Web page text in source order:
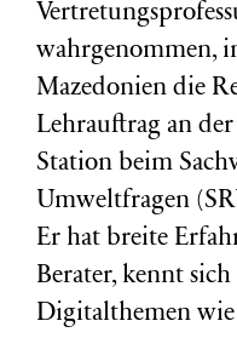
wahrgenommen,
Mazedonien die
Lehrauftrag an
Station beim
Umweltfragen (
Er hat breite
Berater, kennt
Digitalthemen